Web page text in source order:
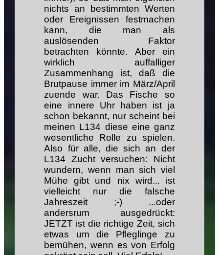
nichts an bestimmten Werten
oder Ereignissen festmachen
kann, die man als
auslösenden Faktor
betrachten könnte. Aber ein
wirklich auffalliger
Zusammenhang ist, daß die
Brutpause immer im März/April
zuende war. Das Fische so
eine innere Uhr haben ist ja
schon bekannt, nur scheint bei
meinen L134 diese eine ganz
wesentliche Rolle zu spielen.
Also für alle, die sich an der
L134 Zucht versuchen: Nicht
wundern, wenn man sich viel
Mühe gibt und nix wird... ist
vielleicht nur die falsche
Jahreszeit ;-) ...oder
andersrum ausgedrückt:
JETZT ist die richtige Zeit, sich
etwas um die Pfleglinge zu
bemühen, wenn es von Erfolg